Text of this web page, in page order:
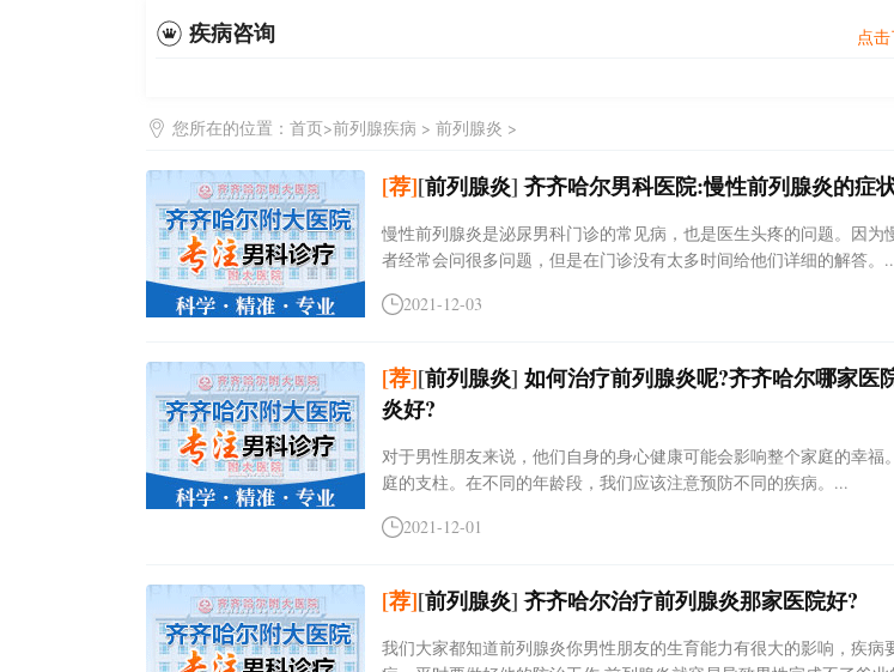
疾病咨询 点
您所在的位置：首页>前列腺疾病 >前列腺炎 >
[荐][前列腺炎]齐齐哈尔男科医院:慢性前列腺炎的症
慢性前列腺炎是泌尿男科门诊的常见病，也是医生头疼的问题。因为
者经常会问很多问题，但是在门诊没有太多时间给他们详细的解答。
2021-12-03
[荐][前列腺炎] 如何治疗前列腺炎呢?齐齐哈尔哪家医
炎好?
对于男性朋友来说，他们自身的身心健康可能会影响整个家庭的幸福
庭的支柱。在不同的年龄段，我们应该注意预防不同的疾病。...
2021-12-01
[荐][前列腺炎]齐齐哈尔治疗前列腺炎那家医院好?
我们大家都知道前列腺炎你男性朋友的生育能力有很大的影响，疾病